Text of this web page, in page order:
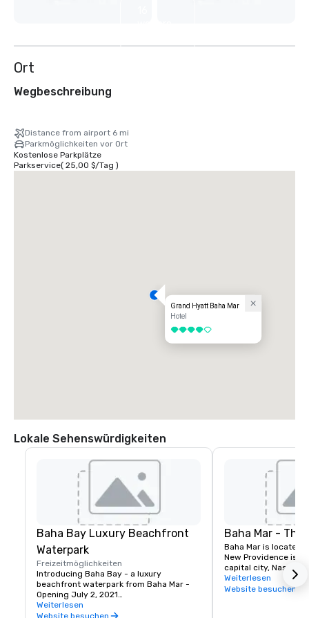
Ort
Wegbeschreibung
Distance from airport 6 mi
Parkmöglichkeiten vor Ort
Kostenlose Parkplätze
Parkservice( 25,00 $/Tag )
Grand Hyatt Baha Mar
Hotel
4 von 5
Lokale Sehenswürdigkeiten
Baha Bay Luxury Beachfront
Waterpark
Freizeitmöglichkeiten
Introducing Baha Bay - a luxury
beachfront waterpark from Baha Mar -
Opening July 2, 2021
Inspired by the natural beauty of The
Weiterlesen
Website besuchen
Baha Mar - The
Baha Mar is located
New Providence
capital city, Nassau.
hectares along one
beautiful white sand
Weiterlesen
Website besuchen